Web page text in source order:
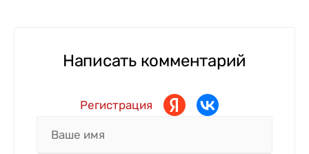
Написать комментарий
Регистрация